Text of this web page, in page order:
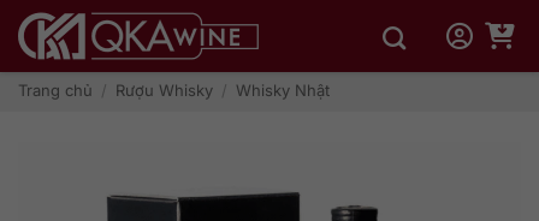
qua
dungTrang chủ / Rượu Whisky / Whisky Nhật